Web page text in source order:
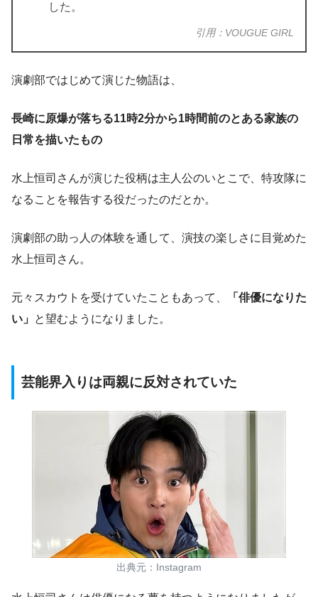
した。
引用：VOUGUE GIRL
演劇部ではじめて演じた物語は、
長崎に原爆が落ちる11時2分から1時間前のとある家族の
日常を描いたもの
水上恒司さんが演じた役柄は主人公のいとこで、特攻隊に
なることを報告する役だったのだとか。
演劇部の助っ人の体験を通して、演技の楽しさに目覚めた
水上恒司さん。
元々スカウトを受けていたこともあって、
「俳優になりた
い」 と望むようになりました。
芸能界入りは両親に反対されていた
出典元：Instagram